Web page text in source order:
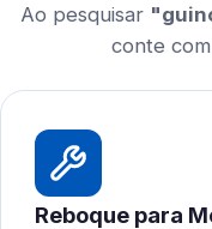
Ao pesquisar
conte
Reboque para